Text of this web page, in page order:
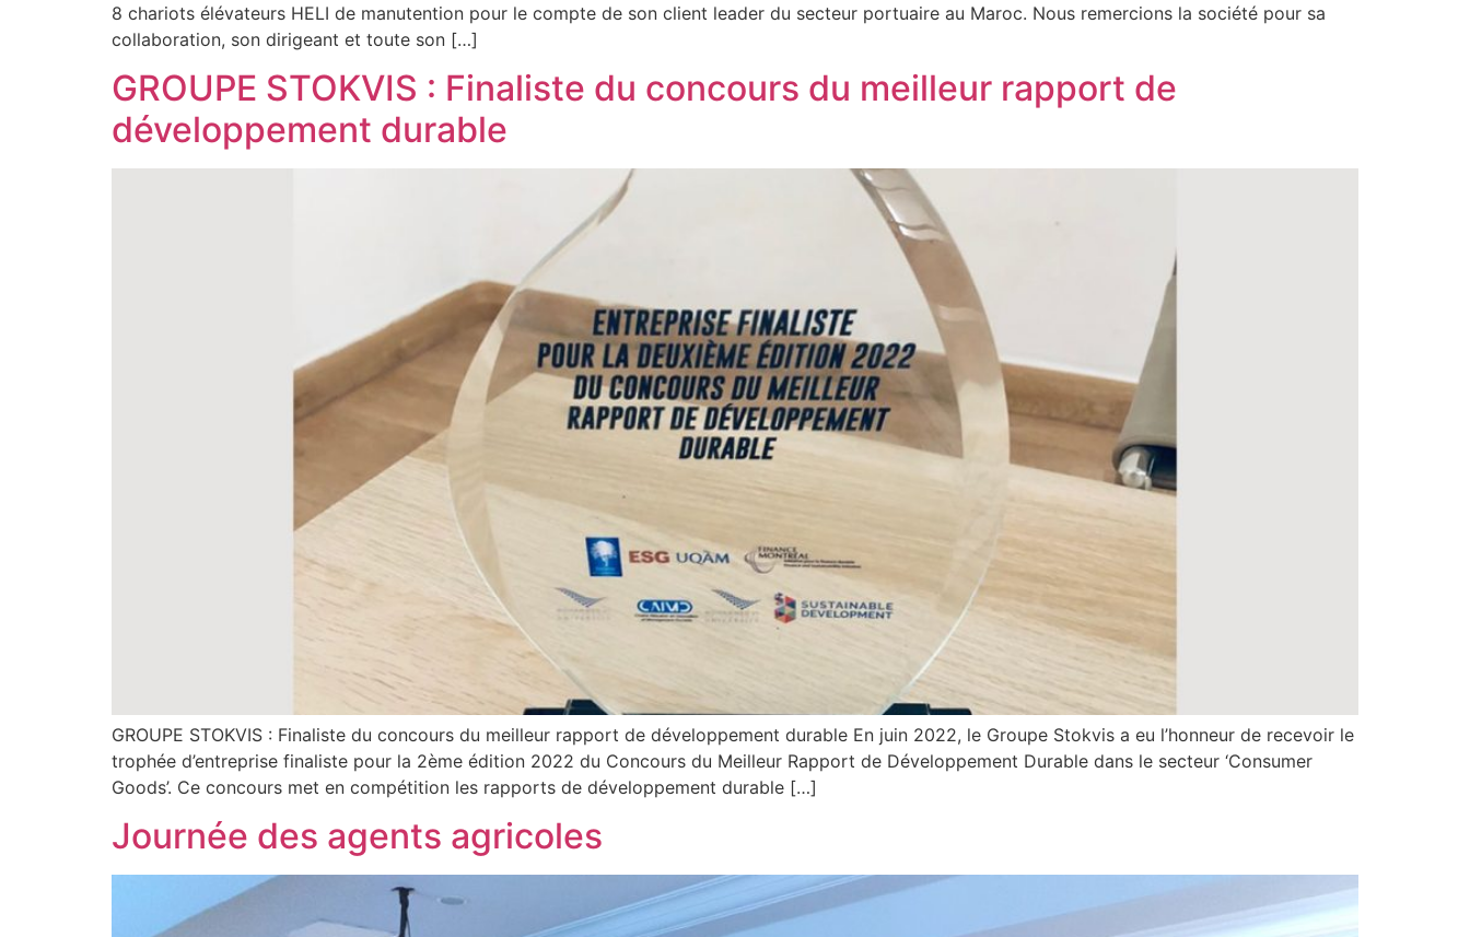
8 chariots élévateurs HELI de manutention pour le compte de son client leader du secteur portuaire au Maroc. Nous remercions la société pour sa
collaboration, son dirigeant et toute son […]
GROUPE STOKVIS : Finaliste du concours du meilleur rapport de
développement durable
GROUPE STOKVIS : Finaliste du concours du meilleur rapport de développement durable En juin 2022, le Groupe Stokvis a eu l’honneur de recevoir le
trophée d’entreprise finaliste pour la 2ème édition 2022 du Concours du Meilleur Rapport de Développement Durable dans le secteur ‘Consumer
Goods’. Ce concours met en compétition les rapports de développement durable […]
Journée des agents agricoles